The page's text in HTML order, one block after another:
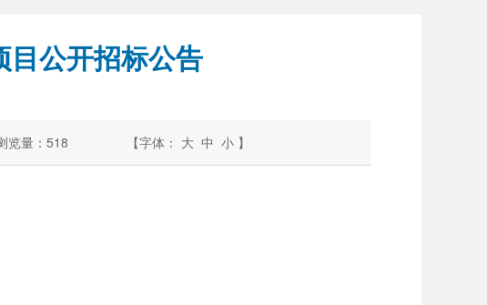
目公开招标公告
览量： 518 【字体： 大 中 小 】